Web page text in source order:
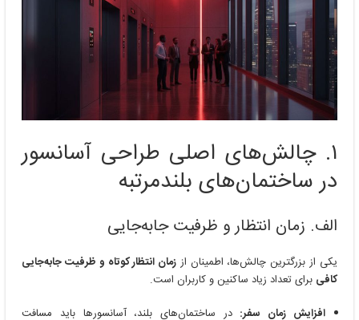
۱. چالش‌های اصلی طراحی آسانسور
در ساختمان‌های بلندمرتبه
الف. زمان انتظار و ظرفیت جابه‌جایی
یکی از بزرگترین چالش‌ها، اطمینان از زمان انتظار کوتاه و ظرفیت جابه‌جایی
کافی برای تعداد زیاد ساکنین و کاربران است.
افزایش زمان سفر: در ساختمان‌های بلند، آسانسورها باید مسافت